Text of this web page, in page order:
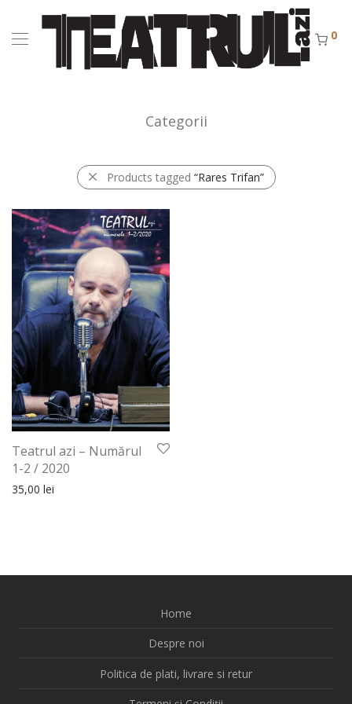
0
Categorii
Products tagged “Rares Trifan”
Teatrul azi – Numărul
1-2 / 2020
35,00 lei
Home
Despre noi
Politica de plati, livrare si retur